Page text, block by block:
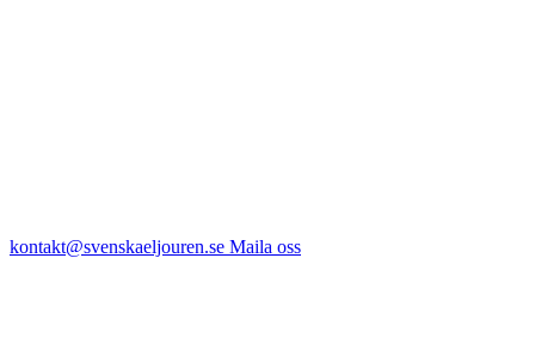
kontakt@svenskaeljouren.se Maila oss